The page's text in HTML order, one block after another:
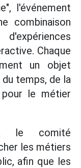
l'événement
combinaison
Chaque
un objet
temps, de la
le métier
le comité
les métiers
afin que les